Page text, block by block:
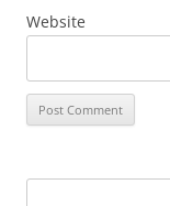
Website